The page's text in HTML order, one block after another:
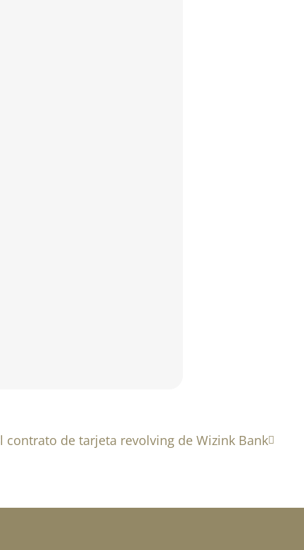
contrato de tarjeta revolving de Wizink Bank